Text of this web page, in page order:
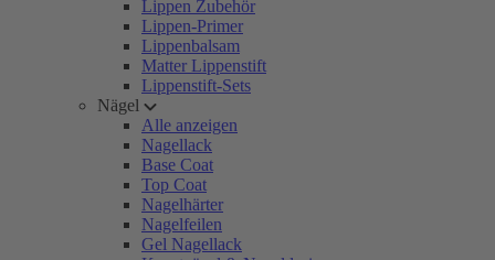
Lippen Zubehör
Lippen-Primer
Lippenbalsam
Matter Lippenstift
Lippenstift-Sets
Nägel
Alle anzeigen
Nagellack
Base Coat
Top Coat
Nagelhärter
Nagelfeilen
Gel Nagellack